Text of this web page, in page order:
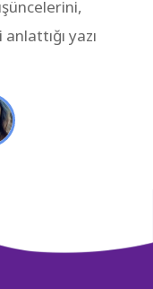
yazı